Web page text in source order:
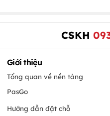
CSKH
Giới thiệu
Tổng quan về nền tảng
PasGo
Hướng dẫn đặt chỗ